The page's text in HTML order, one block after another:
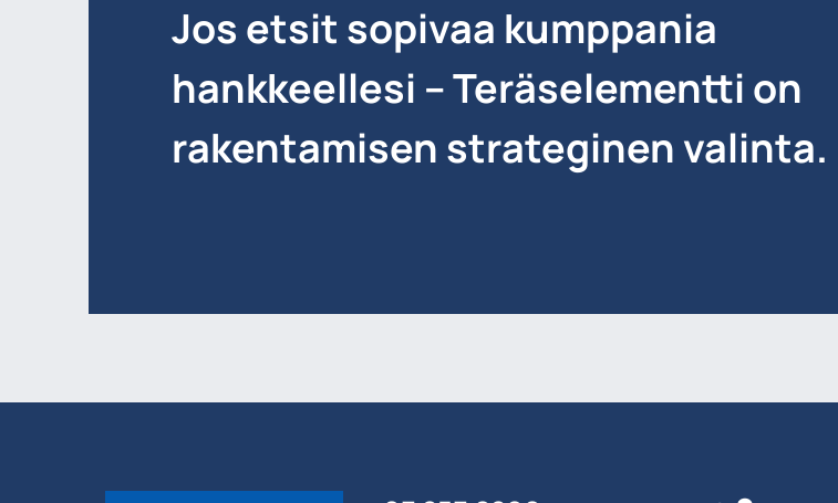
Jos etsit sopivaa kumppania
hankkeellesi – Teräselementti on
rakentamisen strateginen valinta.